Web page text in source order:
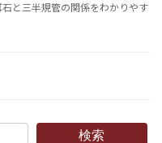
と三半規管の関係をわかりやす
検索